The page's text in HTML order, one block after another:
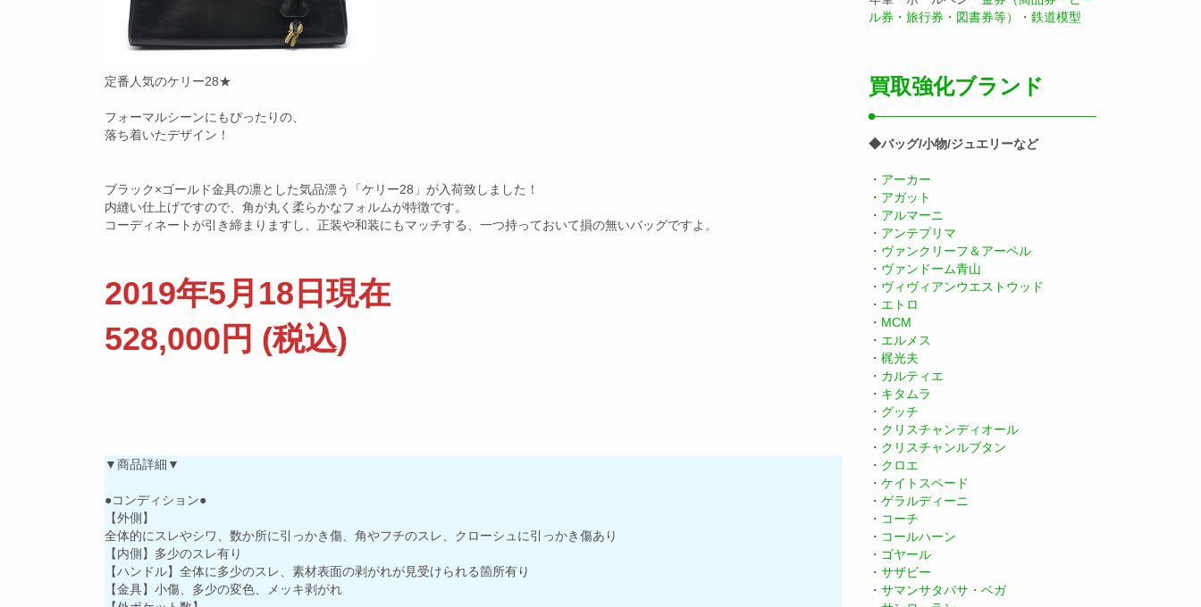
定番人気のケリー28★
フォーマルシーンにもぴったりの、
落ち着いたデザイン！
ブラック×ゴールド金具の凛とした気品漂う「ケリー28」が入荷致しました！
内縫い仕上げですので、角が丸く柔らかなフォルムが特徴です。
コーディネートが引き締まりますし、正装や和装にもマッチする、一つ持っておいて損の無いバッグですよ。
2019年5月18日現在
528,000円 (税込)
▼商品詳細▼
●コンディション●
【外側】
全体的にスレやシワ、数か所に引っかき傷、角やフチのスレ、クローシュに引っかき傷あり
【内側】多少のスレ有り
【ハンドル】全体に多少のスレ、素材表面の剥がれが見受けられる箇所有り
【金具】小傷、多少の変色、メッキ剥がれ
ル券・旅行券・図書券等）
・ 鉄道模型
買取強化ブランド
◆バッグ/小物/ジュエリーなど
・ アーカー
・ アガット
・ アルマーニ
・ アンテプリマ
・ ヴァンクリーフ＆アーペル
・ ヴァンドーム青山
・ ヴィヴィアンウエストウッド
・ エトロ
・ MCM
・ エルメス
・ 梶光夫
・ カルティエ
・ キタムラ
・ グッチ
・ クリスチャンディオール
・ クリスチャンルブタン
・ クロエ
・ ケイトスペード
・ ゲラルディーニ
・ コーチ
・ コールハーン
・ ゴヤール
・ サザビー
・ サマンサタバサ・ベガ